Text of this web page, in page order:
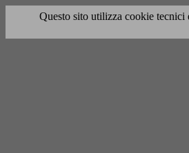
Questo sito utilizza cookie